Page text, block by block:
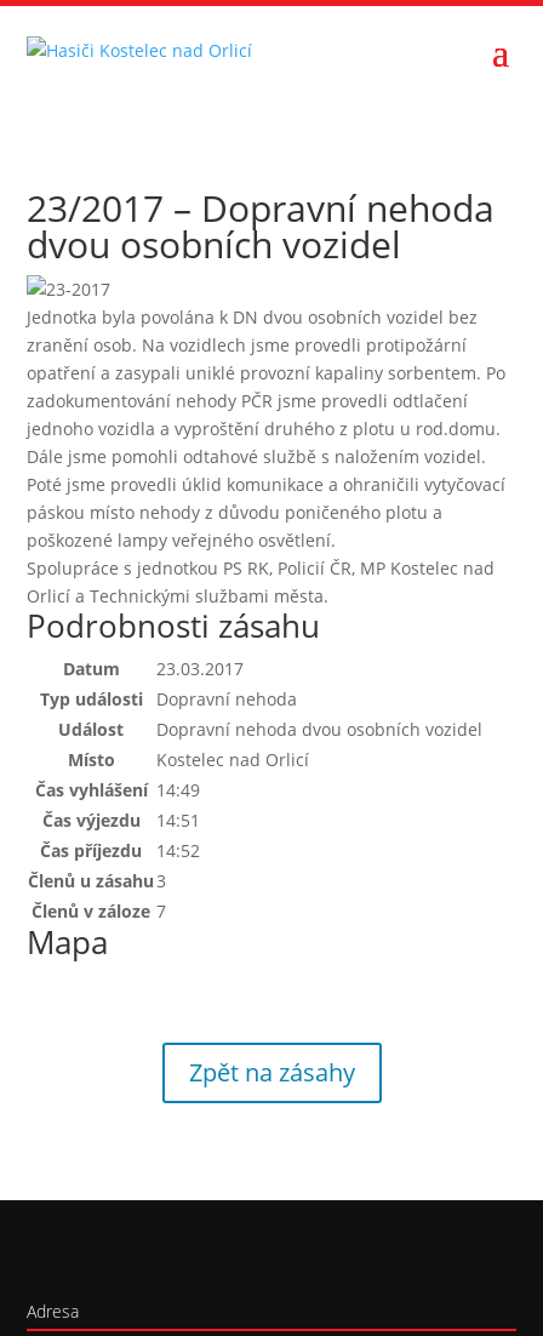
23/2017 – Dopravní nehoda
dvou osobních vozidel
Jednotka byla povolána k DN dvou osobních vozidel bez
zranění osob. Na vozidlech jsme provedli protipožární
opatření a zasypali uniklé provozní kapaliny sorbentem. Po
zadokumentování nehody PČR jsme provedli odtlačení
jednoho vozidla a vyproštění druhého z plotu u rod.domu.
Dále jsme pomohli odtahové službě s naložením vozidel.
Poté jsme provedli úklid komunikace a ohraničili vytyčovací
páskou místo nehody z důvodu poničeného plotu a
poškozené lampy veřejného osvětlení.
Spolupráce s jednotkou PS RK, Policií ČR, MP Kostelec nad
Orlicí a Technickými službami města.
Podrobnosti zásahu
Datum
23.03.2017
Typ události
Dopravní nehoda
Událost
Dopravní nehoda dvou osobních vozidel
Místo
Kostelec nad Orlicí
Čas vyhlášení 14:49
Čas výjezdu
14:51
Čas příjezdu
14:52
Členů u zásahu3
Členů v záloze 7
Mapa
Zpět na zásahy
Adresa